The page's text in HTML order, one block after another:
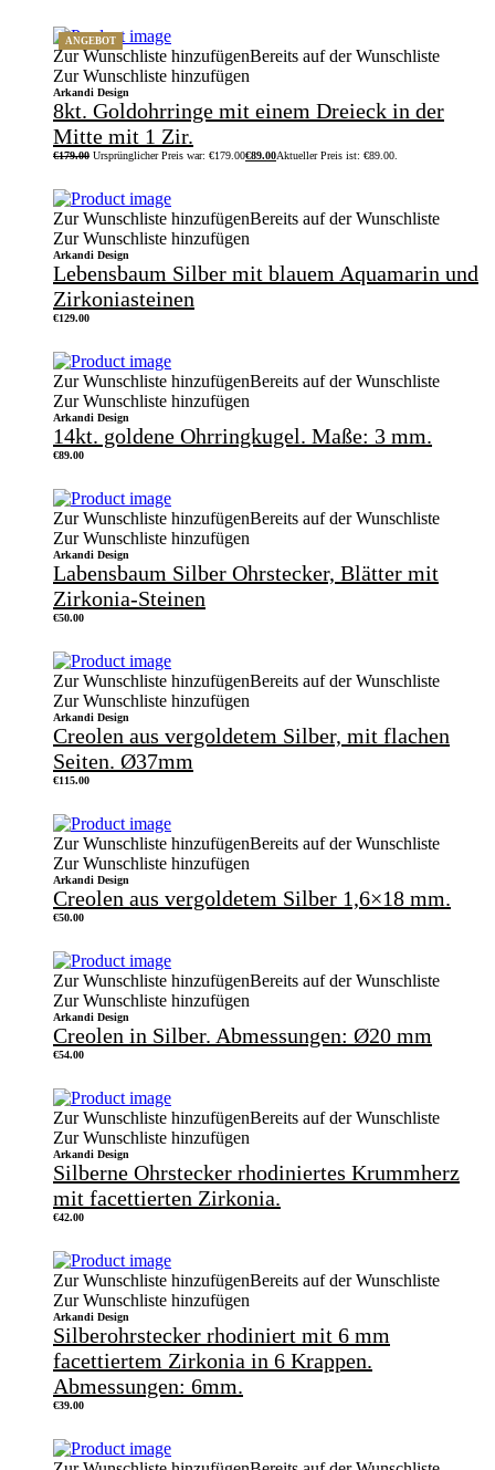
ANGEBOT
Zur Wunschliste hinzufügenBereits auf der Wunschliste
Zur Wunschliste hinzufügen
Arkandi Design
8kt. Goldohrringe mit einem Dreieck in der
Mitte mit 1 Zir.
€179.00 Ursprünglicher Preis war: €179.00€89.00Aktueller Preis ist: €89.00.
Zur Wunschliste hinzufügenBereits auf der Wunschliste
Zur Wunschliste hinzufügen
Arkandi Design
Lebensbaum Silber mit blauem Aquamarin und
Zirkoniasteinen
€129.00
Zur Wunschliste hinzufügenBereits auf der Wunschliste
Zur Wunschliste hinzufügen
Arkandi Design
14kt. goldene Ohrringkugel. Maße: 3 mm.
€89.00
Zur Wunschliste hinzufügenBereits auf der Wunschliste
Zur Wunschliste hinzufügen
Arkandi Design
Labensbaum Silber Ohrstecker, Blätter mit
Zirkonia-Steinen
€50.00
Zur Wunschliste hinzufügenBereits auf der Wunschliste
Zur Wunschliste hinzufügen
Arkandi Design
Creolen aus vergoldetem Silber, mit flachen
Seiten. Ø37mm
€115.00
Zur Wunschliste hinzufügenBereits auf der Wunschliste
Zur Wunschliste hinzufügen
Arkandi Design
Creolen aus vergoldetem Silber 1,6×18 mm.
€50.00
Zur Wunschliste hinzufügenBereits auf der Wunschliste
Zur Wunschliste hinzufügen
Arkandi Design
Creolen in Silber. Abmessungen: Ø20 mm
€54.00
Zur Wunschliste hinzufügenBereits auf der Wunschliste
Zur Wunschliste hinzufügen
Arkandi Design
Silberne Ohrstecker rhodiniertes Krummherz
mit facettierten Zirkonia.
€42.00
Zur Wunschliste hinzufügenBereits auf der Wunschliste
Zur Wunschliste hinzufügen
Arkandi Design
Silberohrstecker rhodiniert mit 6 mm
facettiertem Zirkonia in 6 Krappen.
Abmessungen: 6mm.
€39.00